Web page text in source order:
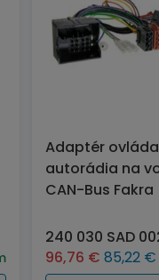
Adaptér
autorádia na
CAN-Bus Fakra
240 030 SAD
96,76 € 85,22 €